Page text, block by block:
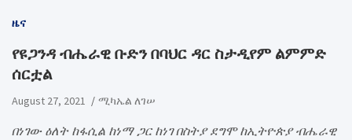
ዜና
የዩጋንዳ ብሔራዊ ቡድን በባህር ዳር ስታዲየም ልምምድ
ሰርቷል
August 27, 2021 ሚካኤል ለገሠ
በነገው ዕለት ከፋሲል ከነማ ጋር ከነገ በስትያ ደግሞ ከኢትዮጵያ ብሔራዊ